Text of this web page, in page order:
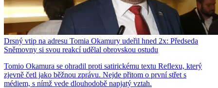
Drsný vtip na adresu Tomia Okamury udeřil hned 2x: Předseda
Sněmovny si svou reakcí udělal obrovskou ostudu
Tomio Okamura se ohradil proti satirickému textu Reflexu, který
zjevně četl jako běžnou zprávu. Nejde přitom o první střet s
médiem, s nímž vede dlouhodobě napjatý vztah.